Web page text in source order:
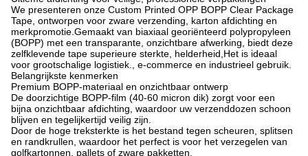
We presenteren onze Custom Printed OPP BOPP Clear Package
Tape, ontworpen voor zware verzending, karton afdichting en
merkpromotie. Gemaakt van biaxiaal georiënteerd polypropyleen
(BOPP) met een transparante, onzichtbare afwerking, biedt deze
zelfklevende tape superieure sterkte, helderheid,Het is ideaal
voor grootschalige logistiek., e-commerce en industrieel gebruik.
Belangrijkste kenmerken
Premium BOPP-materiaal en onzichtbaar ontwerp
De doorzichtige BOPP-film (40-60 micron dik) zorgt voor een
bijna onzichtbaar afdichting, waardoor uw verzenddozen schoon
blijven en tegelijkertijd veilig zijn.
Door de hoge treksterkte is het bestand tegen scheuren, splitsen
en randkrullen, waardoor het perfect is voor het verzegelen van
golfkartonnen, pallets of zware pakketten.